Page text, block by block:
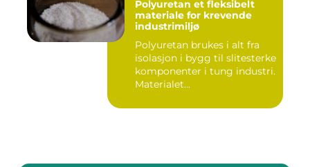
Polyuretan et fleksibelt
materiale for krevende
industrimiljø
Polyuretan brukes i alt fra
isolasjon i bygg til slitesterke
komponenter i tung industri.
Materialet...